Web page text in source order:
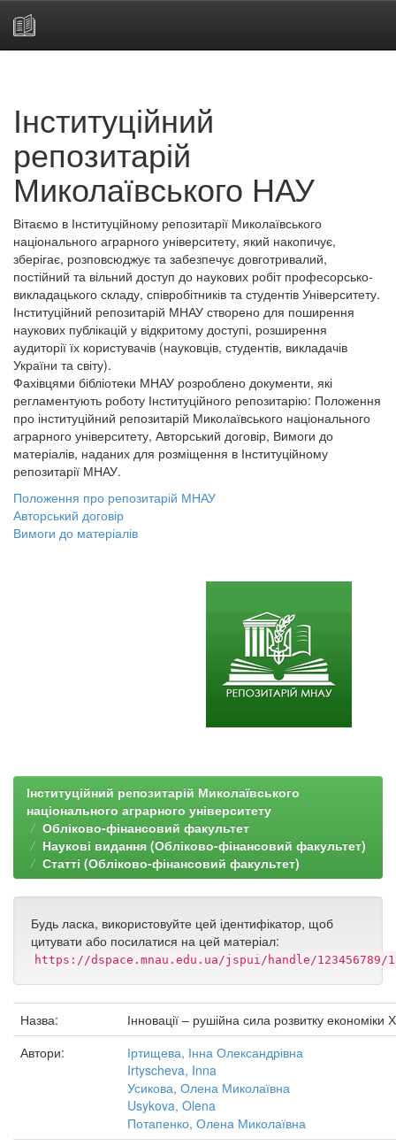
Інституційний
репозитарій
Миколаївського НАУ
Вітаємо в Інституційному репозитарії Миколаївського
національного аграрного університету, який накопичує,
зберігає, розповсюджує та забезпечує довготривалий,
постійний та вільний доступ до наукових робіт професорсько-
викладацького складу, співробітників та студентів Університету.
Інституційний репозитарій МНАУ створено для поширення
наукових публікацій у відкритому доступі, розширення
аудиторії їх користувачів (науковців, студентів, викладачів
України та світу).
Фахівцями бібліотеки МНАУ розроблено документи, які
регламентують роботу Інституційного репозитарію: Положення
про інституційний репозитарій Миколаївського національного
аграрного університету, Авторський договір, Вимоги до
матеріалів, наданих для розміщення в Інституційному
репозитарії МНАУ.
Положення про репозитарій МНАУ
Авторський договір
Вимоги до матеріалів
Інституційний репозитарій Миколаївського
національного аграрного університету
Обліково-фінансовий факультет
Наукові видання (Обліково-фінансовий факультет)
Статті (Обліково-фінансовий факультет)
Будь ласка, використовуйте цей ідентифікатор, щоб
цитувати або посилатися на цей матеріал:
https://dspace.mnau.edu.ua/jspui/handle/123456789/
Назва:
Інновації – рушійна сила розвитку економіки
Автори:
Іртищева, Інна Олександрівна
Irtyscheva, Inna
Усикова, Олена Миколаївна
Usykova, Olena
Потапенко, Олена Миколаївна